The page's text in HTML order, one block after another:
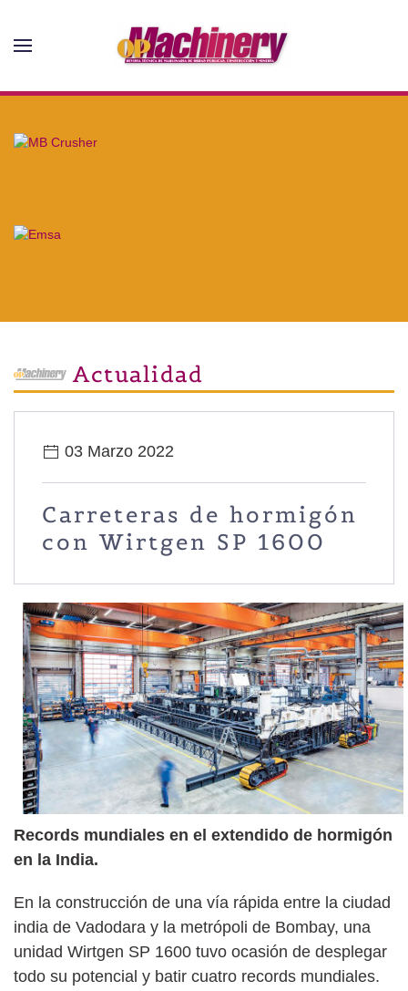
Skip to main content
Actualidad
03 Marzo 2022
Carreteras de hormigón
con Wirtgen SP 1600
Records mundiales en el extendido de hormigón
en la India.
En la construcción de una vía rápida entre la ciudad
india de Vadodara y la metrópoli de Bombay, una
unidad Wirtgen SP 1600 tuvo ocasión de desplegar
todo su potencial y batir cuatro records mundiales.